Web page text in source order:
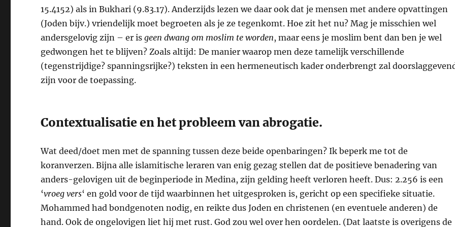
15.4152) als in Bukhari (9.83.17). Anderzijds lezen we daar ook dat je mensen met andere opvattingen
(Joden bijv.) vriendelijk moet begroeten als je ze tegenkomt. Hoe zit het nu? Mag je misschien wel
andersgelovig zijn – er isgeen dwang om moslim te worden, maar eens je moslim bent dan ben je wel
gedwongen het te blijven? Zoals altijd: De manier waarop men deze tamelijk verschillende
(tegenstrijdige? spanningsrijke?) teksten in een hermeneutisch kader onderbrengt zal
zijn voor de toepassing.
Contextualisatie en het probleem van abrogatie.
Wat deed/doet men met de spanning tussen deze beide openbaringen? Ik beperk me tot de
koranverzen. Bijna alle islamitische leraren van enig gezag stellen dat de positieve benadering van
anders-gelovigen uit de beginperiode in Medina, zijn gelding heeft verloren heeft. Dus: 2.256 is een
‘vroeg vers‘ en gold voor de tijd waarbinnen het uitgesproken is, gericht op een specifieke situatie.
Mohammed had bondgenoten nodig, en reikte dus Joden en christenen (en eventuele anderen) de
hand. Ook de ongelovigen liet hij met rust. God zou wel over hen oordelen. (Dat laatste is overigens de